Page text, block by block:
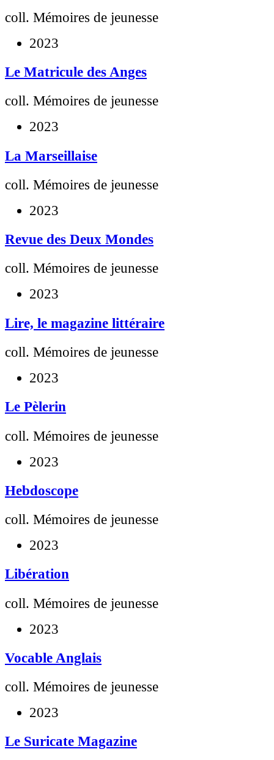
coll. Mémoires de jeunesse
2023
Le Matricule des Anges
coll. Mémoires de jeunesse
2023
La Marseillaise
coll. Mémoires de jeunesse
2023
Revue des Deux Mondes
coll. Mémoires de jeunesse
2023
Lire, le magazine littéraire
coll. Mémoires de jeunesse
2023
Le Pèlerin
coll. Mémoires de jeunesse
2023
Hebdoscope
coll. Mémoires de jeunesse
2023
Libération
coll. Mémoires de jeunesse
2023
Vocable Anglais
coll. Mémoires de jeunesse
2023
Le Suricate Magazine